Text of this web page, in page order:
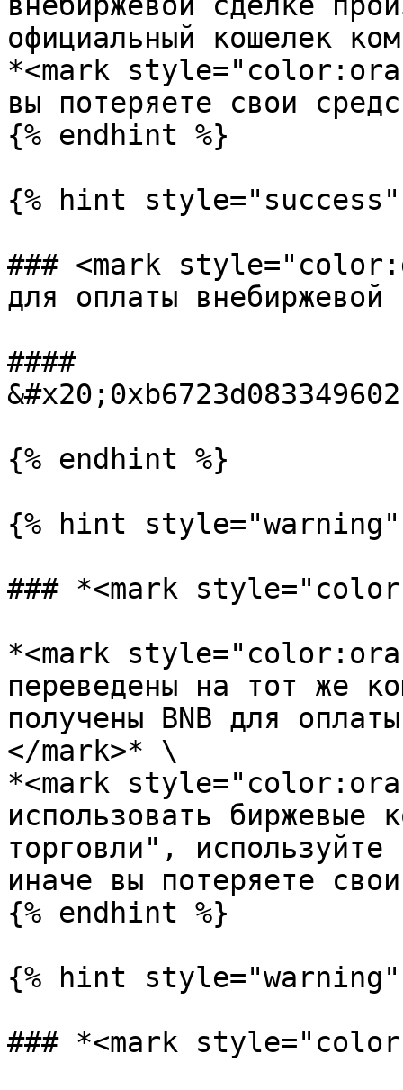
официальный кошелек
*<mark
вы потеряете свои
{% endhint %}
{% hint style="success"
### <mark
для оплаты
####
{% endhint %}
{% hint style="warning"
### *<mark
*<mark
переведены на тот же
получены BNB для
</mark>* \
*<mark
использовать биржевые
торговли",
иначе вы потеряете
{% endhint %}
{% hint style="warning"
### *<mark